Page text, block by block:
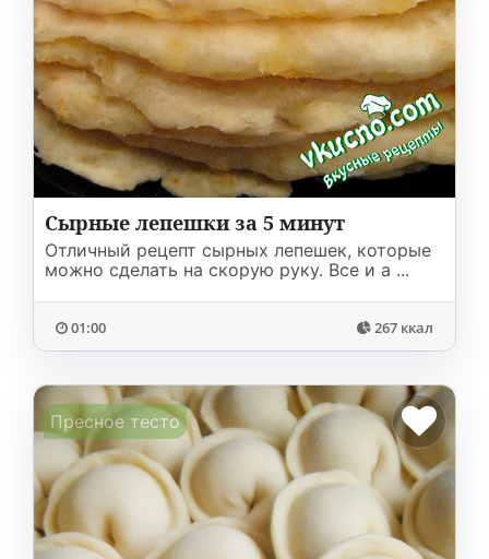
Сырные лепешки за 5 минут
Отличный рецепт сырных лепешек, которые
можно сделать на скорую руку. Все и а ...
01:00 267 ккал
Пресное тесто